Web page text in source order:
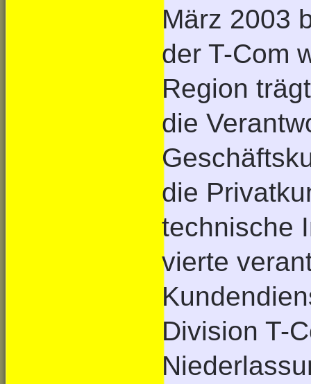
März 2003
der T-Com
Region
die
die
technische
vierte
Division T-